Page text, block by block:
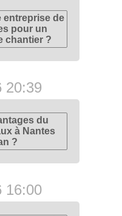
entreprise de
pour un
chantier ?
20:39
du
à Nantes
?
16:00